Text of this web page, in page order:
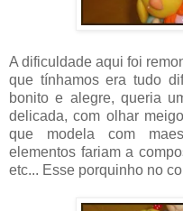
A dificuldade aqui foi
que tínhamos era tudo
bonito e alegre, queria
delicada, com olhar
que modela com
elementos fariam a
etc... Esse porquinho no